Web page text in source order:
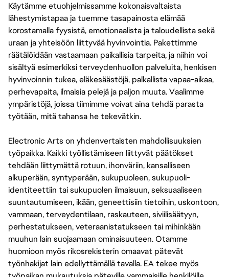
Käytämme etuohjelmissamme kokonaisvaltaista
lähestymistapaa ja tuemme tasapainosta elämää
korostamalla fyysistä, emotionaalista ja taloudellista sekä
uraan ja yhteisöön liittyvää hyvinvointia. Pakettimme
räätälöidään vastaamaan paikallisia tarpeita, ja niihin voi
sisältyä esimerkiksi terveydenhuollon palveluita, henkisen
hyvinvoinnin tukea, eläkesäästöjä, palkallista vapaa-aikaa,
perhevapaita, ilmaisia pelejä ja paljon muuta. Vaalimme
ympäristöjä, joissa tiimimme voivat aina tehdä parasta
työtään, mitä tahansa he tekevätkin.
Electronic Arts on yhdenvertaisten mahdollisuuksien
työpaikka. Kaikki työllistämiseen liittyvät päätökset
tehdään liittymättä rotuun, ihonväriin, kansalliseen
alkuperään, syntyperään, sukupuoleen, sukupuoli-
identiteettiin tai sukupuolen ilmaisuun, seksuaaliseen
suuntautumiseen, ikään, geneettisiin tietoihin, uskontoon,
vammaan, terveydentilaan, raskauteen, siviilisäätyyn,
perhestatukseen, veteraanistatukseen tai mihinkään
muuhun lain suojaamaan ominaisuuteen. Otamme
huomioon myös rikosrekisterin omaavat pätevät
työnhakijat lain edellyttämällä tavalla. EA tekee myös